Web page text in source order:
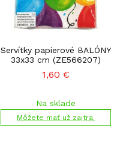
Servítky papierové BALÓNY
33x33 cm (ZE566207)
1,60 €
Na sklade
Môžete mať už zajtra.